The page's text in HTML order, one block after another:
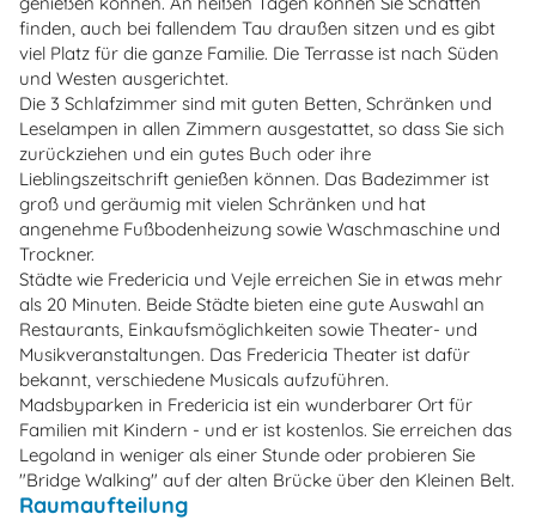
finden, auch bei fallendem Tau draußen sitzen und es gibt
viel Platz für die ganze Familie. Die Terrasse ist nach Süden
und Westen ausgerichtet.
Die 3 Schlafzimmer sind mit guten Betten, Schränken und
Leselampen in allen Zimmern ausgestattet, so dass Sie sich
zurückziehen und ein gutes Buch oder ihre
Lieblingszeitschrift genießen können. Das Badezimmer ist
groß und geräumig mit vielen Schränken und hat
angenehme Fußbodenheizung sowie Waschmaschine und
Trockner.
Städte wie Fredericia und Vejle erreichen Sie in etwas mehr
als 20 Minuten. Beide Städte bieten eine gute Auswahl an
Restaurants, Einkaufsmöglichkeiten sowie Theater- und
Musikveranstaltungen. Das Fredericia Theater ist dafür
bekannt, verschiedene Musicals aufzuführen.
Madsbyparken in Fredericia ist ein wunderbarer Ort für
Familien mit Kindern - und er ist kostenlos. Sie erreichen das
Legoland in weniger als einer Stunde oder probieren Sie
"Bridge Walking" auf der alten Brücke über den Kleinen Belt.
Raumaufteilung